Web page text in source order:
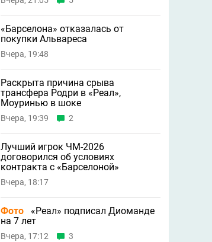
«Барселона» отказалась от
покупки Альвареса
Вчера, 19:48
Раскрыта причина срыва
трансфера Родри в «Реал»,
Моуринью в шоке
Вчера, 19:39 2
Лучший игрок ЧМ-2026
договорился об условиях
контракта с «Барселоной»
Вчера, 18:17
Фото
«Реал» подписал Диоманде
на 7 лет
Вчера, 17:12 3